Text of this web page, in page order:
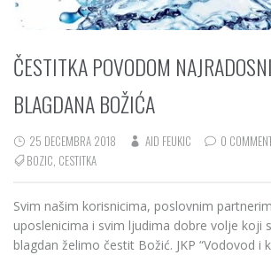
ČESTITKA POVODOM
BLAGDANA BOŽIĆA
25 DECEMBRA 2018 AID FEUKIC 0
BOZIC, CESTITKA
Svim našim korisnicima, poslovnim
uposlenicima i svim ljudima dobre volje koji
blagdan želimo čestit Božić. JKP “Vodovod i